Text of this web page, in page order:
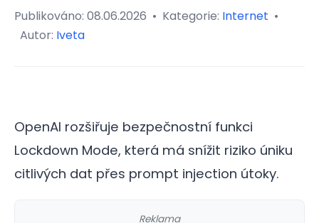
Publikováno: 08.06.2026 • Kategorie: Internet •
Autor: Iveta
OpenAI rozšiřuje bezpečnostní funkci
Lockdown Mode, která má snížit riziko úniku
citlivých dat přes prompt injection útoky.
Reklama